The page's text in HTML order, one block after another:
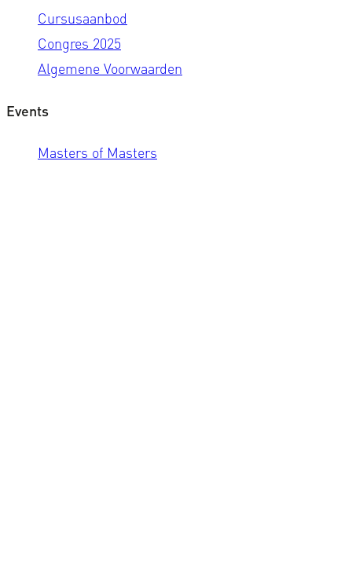
Cursusaanbod
Congres 2025
Algemene Voorwaarden
Events
Masters of Masters